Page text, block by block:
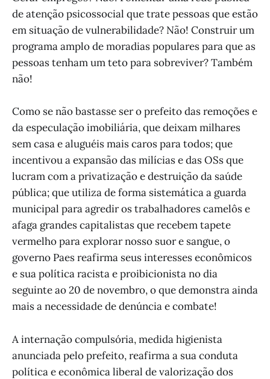
de atenção psicossocial que trate pessoas que estão
em situação de vulnerabilidade? Não! Construir um
programa amplo de moradias populares para que as
pessoas tenham um teto para sobreviver? Também
não!
Como se não bastasse ser o prefeito das remoções e
da especulação imobiliária, que deixam milhares
sem casa e aluguéis mais caros para todos; que
incentivou a expansão das milícias e das OSs que
lucram com a privatização e destruição da saúde
pública; que utiliza de forma sistemática a guarda
municipal para agredir os trabalhadores camelôs e
afaga grandes capitalistas que recebem tapete
vermelho para explorar nosso suor e sangue, o
governo Paes reafirma seus interesses econômicos
e sua política racista e proibicionista no dia
seguinte ao 20 de novembro, o que demonstra ainda
mais a necessidade de denúncia e combate!
A internação compulsória, medida higienista
anunciada pelo prefeito, reafirma a sua conduta
política e econômica liberal de valorização dos